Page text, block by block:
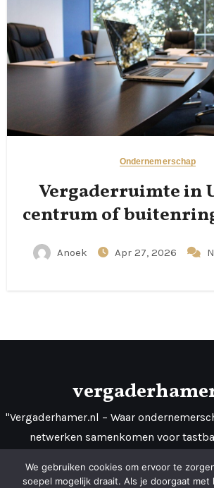
Ondernemerschap
Vergaderruimte in
centrum of
Anoek Apr 27, 2026
"Vergaderhamer.nl – Waar
netwerken samenkomen voor
We gebruiken cookies om ervoor te
soepel mogelijk draait. Als je doorgaat met